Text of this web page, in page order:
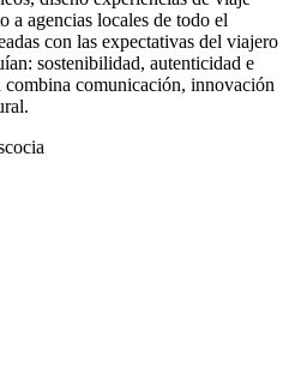
a agencias locales de todo el
con las expectativas del viajero
sostenibilidad, autenticidad e
comunicación, innovación